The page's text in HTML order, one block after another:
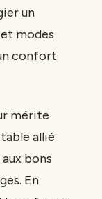
un
modes
confort
mérite
allié
bons
En